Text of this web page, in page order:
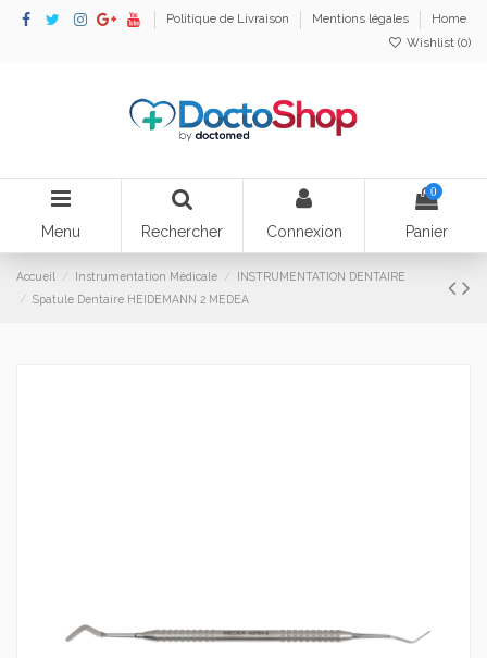
Politique de Livraison Mentions légales
Home
Wishlist (0)
Menu Rechercher Connexion
0
Panier
Accueil Instrumentation Médicale
INSTRUMENTATION DENTAIRE
Spatule Dentaire HEIDEMANN 2 MEDEA